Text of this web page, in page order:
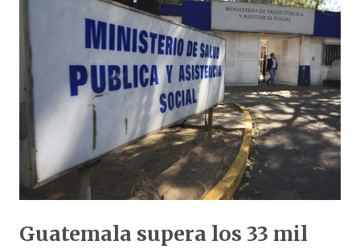
Guatemala supera los 33 mil